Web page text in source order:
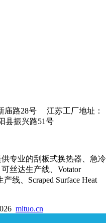
庙路28号 江苏工厂地址：
县振兴路51号
专业的刮板式换热器、急冷
丝达生产线、Votator
线、Scraped Surface Heat
mituo.cn